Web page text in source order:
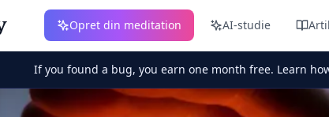
Opret din meditation AI-studie
If you found a bug, you earn one month free. Learn